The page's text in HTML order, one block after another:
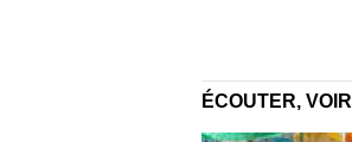
ÉCOUTER, VOIR